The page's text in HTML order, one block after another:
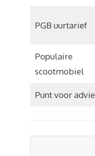
PGB uurtarief
Populaire
scootmobiel
Punt voor